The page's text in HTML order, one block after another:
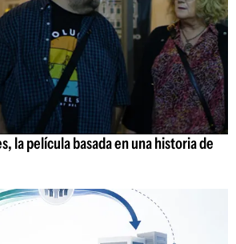
la película basada en una historia de